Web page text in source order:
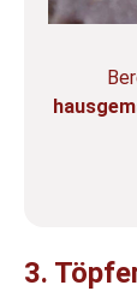
3.